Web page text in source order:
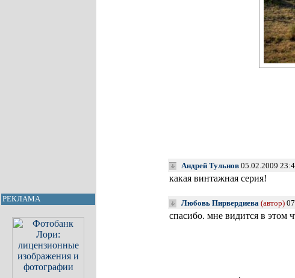
РЕКЛАМА
Андрей Тульнов05.02.2009
какая винтажная серия!
Любовь Пирвердиева (автор)
спасибо. мне видится в этом